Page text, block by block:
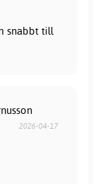
snabbt till
2026-04-17